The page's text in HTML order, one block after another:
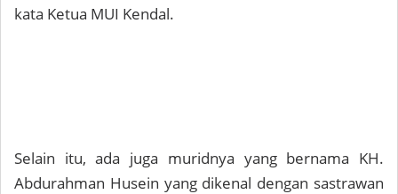
kata Ketua MUI Kendal.
Selain itu, ada juga muridnya yang bernama KH.
Abdurahman Husein yang dikenal dengan sastrawan